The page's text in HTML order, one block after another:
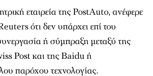
εταιρεία της PostAuto, ανέφερε
ότι δεν υπάρχει επί του
ή σύμπραξη μεταξύ της
Post και της Baidu ή
παρόχου τεχνολογίας.